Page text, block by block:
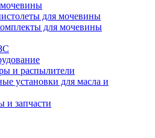
для мочевины
для мочевины
и распылители
установки для масла и
и запчасти